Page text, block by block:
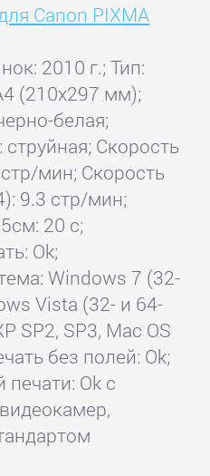
Canon PIXMA
2010 г.; Тип:
(210x297 мм);
белая;
Скорость
мин; Скорость
9.3 стр/мин;
20 с;
Ok;
Windows 7 (32-
Vista (32- и 64-
SP2, SP3, Mac OS
без полей: Ok;
Ok с